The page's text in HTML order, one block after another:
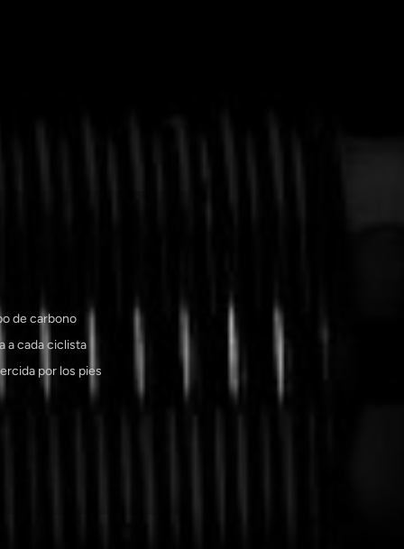
de carbono
a cada ciclista
por los pies